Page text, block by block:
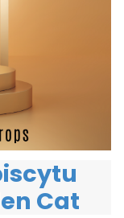
Cat